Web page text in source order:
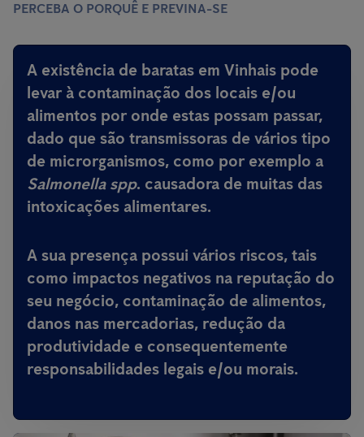
PERCEBA O PORQUÊ E PREVINA-SE
A existência de baratas em Vinhais pode
levar à contaminação dos locais e/ou
alimentos por onde estas possam passar,
dado que são transmissoras de vários tipo
de microrganismos, como por exemplo a
Salmonella spp. causadora de muitas das
intoxicações alimentares.
A sua presença possui vários riscos, tais
como impactos negativos na reputação do
seu negócio, contaminação de alimentos,
danos nas mercadorias, redução da
produtividade e consequentemente
responsabilidades legais e/ou morais.